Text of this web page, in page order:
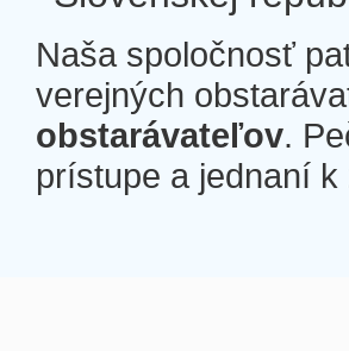
Naša spoločnosť
verejných
obstarávateľov.
prístupe a jednaní